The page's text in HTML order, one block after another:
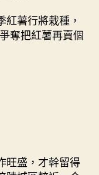
薯行將栽種，
奪把紅薯再賣個
旺盛，才幹留得